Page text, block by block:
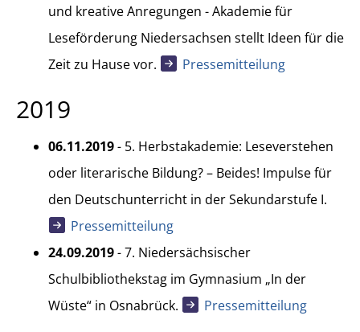
und kreative Anregungen - Akademie für
Leseförderung Niedersachsen stellt Ideen für die
Zeit zu Hause vor.
Pressemitteilung
2019
06.11.2019- 5. Herbstakademie: Leseverstehen
oder literarische Bildung? – Beides! Impulse für
den Deutschunterricht in der Sekundarstufe I.
Pressemitteilung
24.09.2019-7. Niedersächsischer
Schulbibliothekstag im Gymnasium „In der
Wüste“ in Osnabrück.
Pressemitteilung